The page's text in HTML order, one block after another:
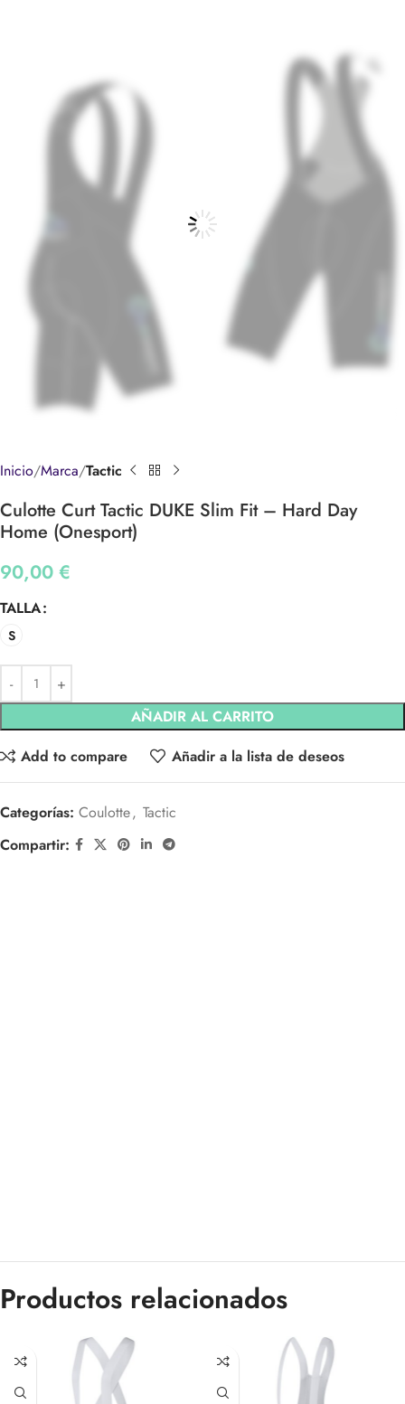
Inicio Marca Tactic
Culotte Curt Tactic DUKE Slim Fit – Hard Day
Home (Onesport)
90,00 €
TALLA
S
AÑADIR AL CARRITO
Add to compare
Añadir a la lista de deseos
Categorías: Coulotte, Tactic
Compartir:
Productos relacionados